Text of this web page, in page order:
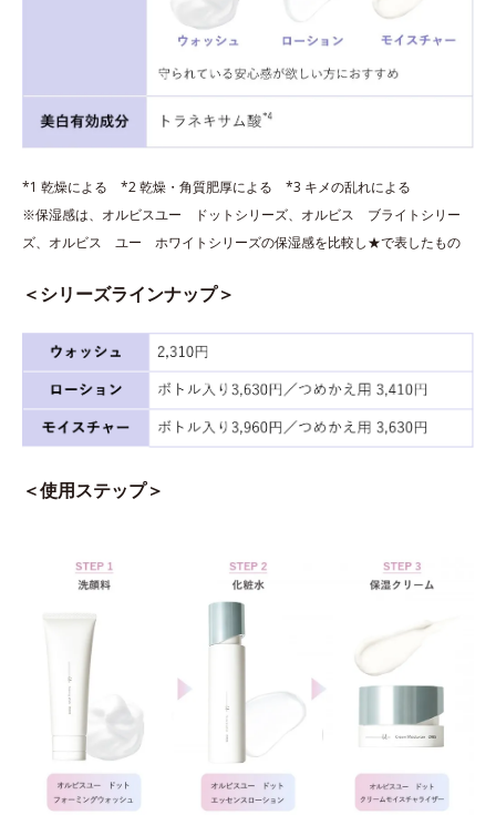
*1 乾燥による *2 乾燥・角質肥厚による *3 キメの乱れによる
※保湿感は、オルビスユー ドットシリーズ、オルビス ブライトシリー
ズ、オルビス ユー ホワイトシリーズの保湿感を比較し★で表したもの
＜シリーズラインナップ＞
＜使用ステップ＞